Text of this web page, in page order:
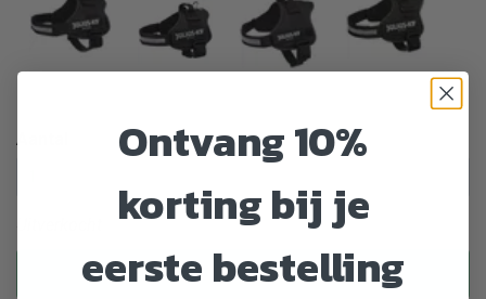
Aantal
Uitverkocht
Ontvang 10%
korting bij je
eerste bestelling